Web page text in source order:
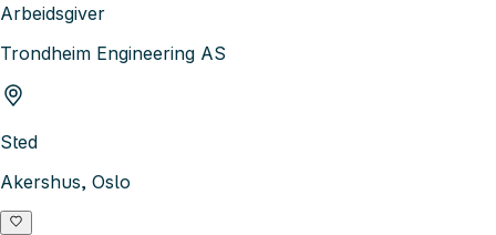
Arbeidsgiver
Trondheim Engineering AS
Sted
Akershus, Oslo